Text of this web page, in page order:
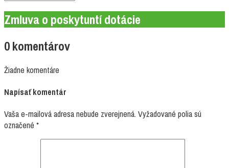
Zmluva o poskytuntí dotácie
0 komentárov
Žiadne komentáre
Napísať komentár
Vaša e-mailová adresa nebude zverejnená. Vyžadované polia sú
označené *